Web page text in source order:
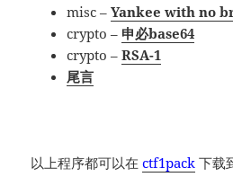
misc –Yankee with no
crypto – 申必base64
crypto –RSA-1
尾言
以上程序都可以在ctf1pack 下载